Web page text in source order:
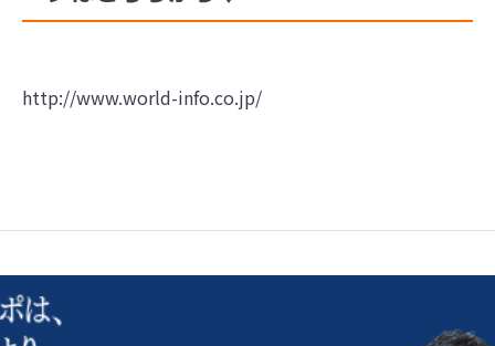
http://www.world-info.co.jp/